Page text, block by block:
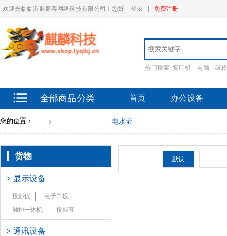
欢迎光临临沂麒麟客网络科技有限公司！您好 登录 免费注册
热门搜索 复印机 电脑 碳粉
全部商品分类 首页 办公设备
您的位置： 电水壶
货物
> 显示设备
投影仪
电子白板
触控一体机
投影幕
> 通讯设备
默认